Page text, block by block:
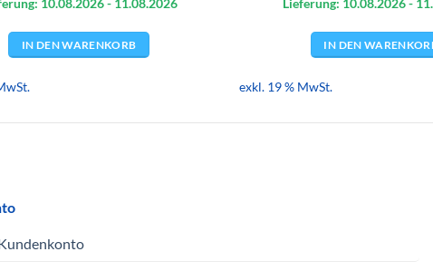
10.08.2026- 11.08.2026
IN DEN WARENKORB
Lieferung: 10.08.2026-
IN DEN
exkl. 19 % MwSt.